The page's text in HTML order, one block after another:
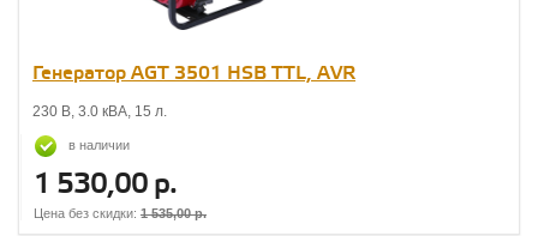
Генератор AGT 3501 HSB TTL, AVR
230 В, 3.0 кВА, 15 л.
в наличии
1 530,00 р.
Цена без скидки: 1 535,00 р.